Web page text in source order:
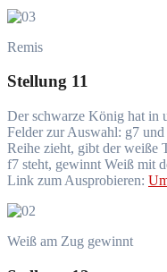
Remis
Stellung 11
Der schwarze König hat in
Felder zur Auswahl: g7
Reihe zieht, gibt der weiße
f7 steht, gewinnt Weiß mit
Link zum Ausprobieren:
Weiß am Zug gewinnt